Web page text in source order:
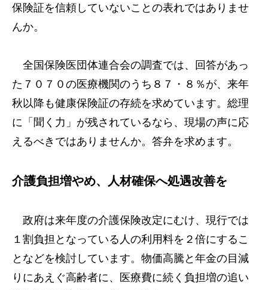
保険証を信頼していないことの表れではありませ
んか。
全国保険医団体連合会の調査では、回答があっ
た７０７０の医療機関のうち８７・８％が、来年
秋以降も健康保険証の存続を求めています。総理
に「聞く力」が残されているなら、現場の声に応
えるべきではありませんか。答弁を求めます。
介護負担増やめ、人材確保へ処遇改善を
政府は来年度の介護保険改定にむけ、現行では
１割負担となっている人の利用料を２倍にするこ
となどを検討しています。物価高騰と年金の目減
りにあえぐ高齢者に、医療費に続く負担増の追い